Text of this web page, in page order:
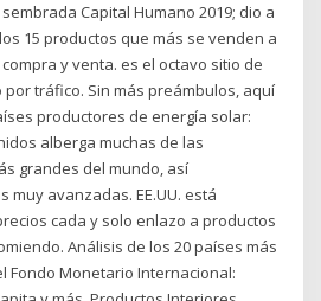
Capital Humano 2019; dio a
15 productos que más se venden a
y venta. es el octavo sitio de
tráfico. Sin más preámbulos, aquí
productores de energía solar:
alberga muchas de las
grandes del mundo, así
muy avanzadas. EE.UU. está
cada y solo enlazo a productos
Análisis de los 20 países más
Fondo Monetario Internacional: